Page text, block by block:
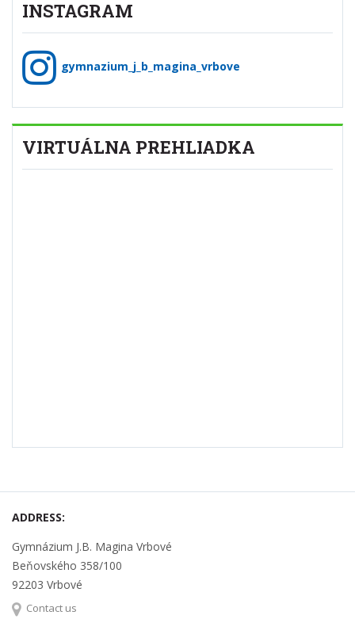
INSTAGRAM
gymnazium_j_b_magina_vrbove
VIRTUÁLNA PREHLIADKA
ADDRESS:
Gymnázium J.B. Magina Vrbové
Beňovského 358/100
92203 Vrbové
Contact us